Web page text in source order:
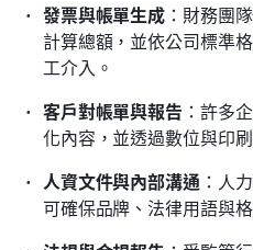
發票與帳單生成 ：財務團
計算總額，並依公司標準
工介入。
客戶對帳單與報告 ：許多
化內容，並透過數位與印
人資文件與內部溝通：人
可確保品牌、法律用語與